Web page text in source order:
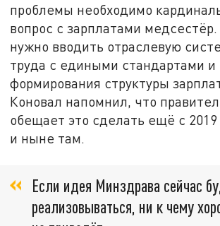
проблемы необходимо
вопрос с зарплатами
нужно вводить отраслевую
труда с едиными стандартами и
формирования структуры
Коновал напомнил, что
обещает это сделать ещё с 2019
и ныне там.
Если идея Минздрава сейчас
реализовываться, ни к чему